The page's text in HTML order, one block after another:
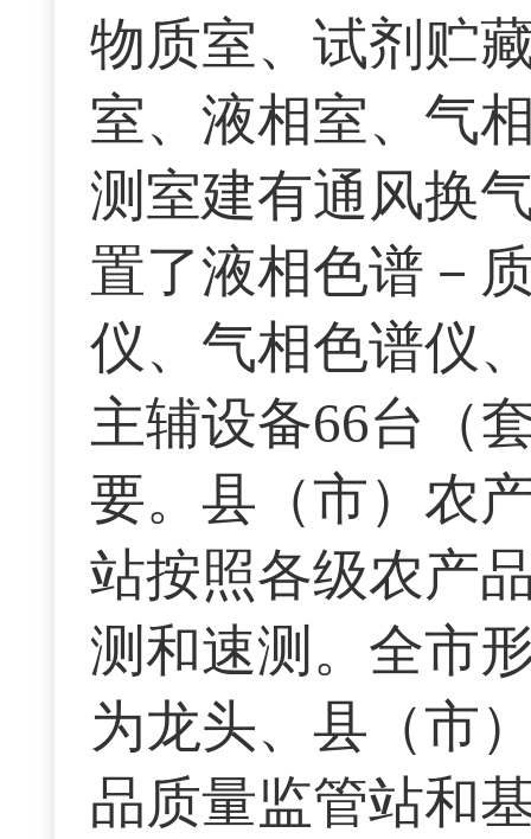
物质室、试剂贮
室、液相室、气
测室建有通风换
置了液相色谱－
仪、气相色谱仪
主辅设备66台（
要。县（市）农
站按照各级农产
测和速测。全市
为龙头、县（市
品质量监管站和